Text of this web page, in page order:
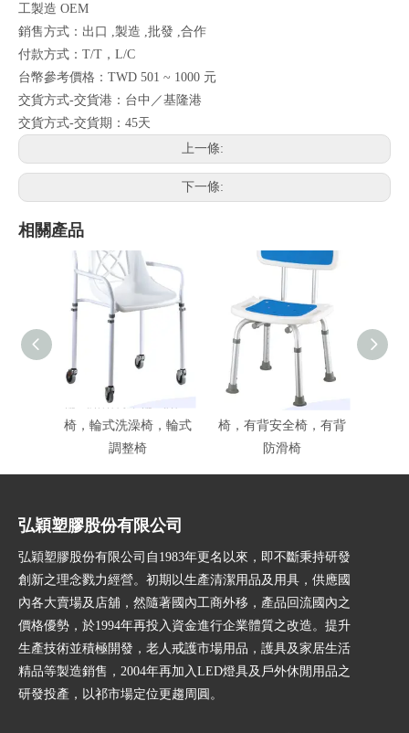
工製造 OEM
銷售方式：出口 ,製造 ,批發 ,合作
付款方式：T/T，L/C
台幣參考價格：TWD 501 ~ 1000 元
交貨方式-交貨港：台中／基隆港
交貨方式-交貨期：45天
上一條:
下一條:
相關產品
輪式淋浴椅，輪式浴室
椅，輪式洗澡椅，輪式
調整椅
浴室防滑椅，浴室調整
椅，有背安全椅，有背
防滑椅
弘穎塑膠股份有限公司
弘穎塑膠股份有限公司自1983年更名以來，即不斷秉持研發
創新之理念戮力經營。初期以生產清潔用品及用具，供應國
內各大賣場及店舖，然隨著國內工商外移，產品回流國內之
價格優勢，於1994年再投入資金進行企業體質之改造。提升
生產技術並積極開發，老人戒護市場用品，護具及家居生活
精品等製造銷售，2004年再加入LED燈具及戶外休閒用品之
研發投產，以祁市場定位更趨周圓。